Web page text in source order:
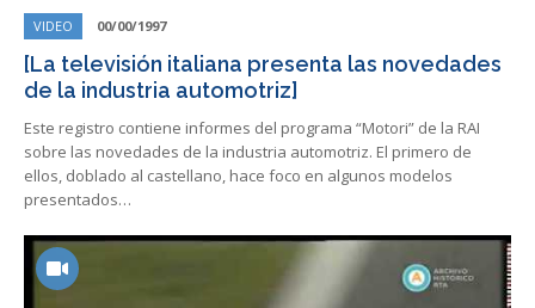
VIDEO 00/00/1997
[La televisión italiana presenta las novedades
de la industria automotriz]
Este registro contiene informes del programa “Motori” de la RAI
sobre las novedades de la industria automotriz. El primero de
ellos, doblado al castellano, hace foco en algunos modelos
presentados…